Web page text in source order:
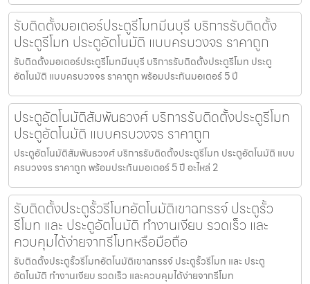
รับติดตั้งมอเตอร์ประตูรีโมทมีนบุรี บริการรับติดตั้ง
ประตูรีโมท ประตูอัตโนมัติ แบบครบวงจร ราคาถูก
รับติดตั้งมอเตอร์ประตูรีโมทมีนบุรี บริการรับติดตั้งประตูรีโมท ประตู
อัตโนมัติ แบบครบวงจร ราคาถูก พร้อมประกันมอเตอร์ 5 ปี
ประตูอัตโนมัติสัมพันธวงศ์ บริการรับติดตั้งประตูรีโมท
ประตูอัตโนมัติ แบบครบวงจร ราคาถูก
ประตูอัตโนมัติสัมพันธวงศ์ บริการรับติดตั้งประตูรีโมท ประตูอัตโนมัติ แบบ
ครบวงจร ราคาถูก พร้อมประกันมอเตอร์ 5 ปี อะไหล่ 2
รับติดตั้งประตูรั้วรีโมทอัตโนมัติเขาฉกรรจ์ ประตูรั้ว
รีโมท และ ประตูอัตโนมัติ ทำงานเงียบ รวดเร็ว และ
ควบคุมได้ง่ายจากรีโมทหรือมือถือ
รับติดตั้งประตูรั้วรีโมทอัตโนมัติเขาฉกรรจ์ ประตูรั้วรีโมท และ ประตู
อัตโนมัติ ทำงานเงียบ รวดเร็ว และควบคุมได้ง่ายจากรีโมท